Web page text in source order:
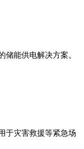
储能供电解决方案。
于灾害救援等紧急场